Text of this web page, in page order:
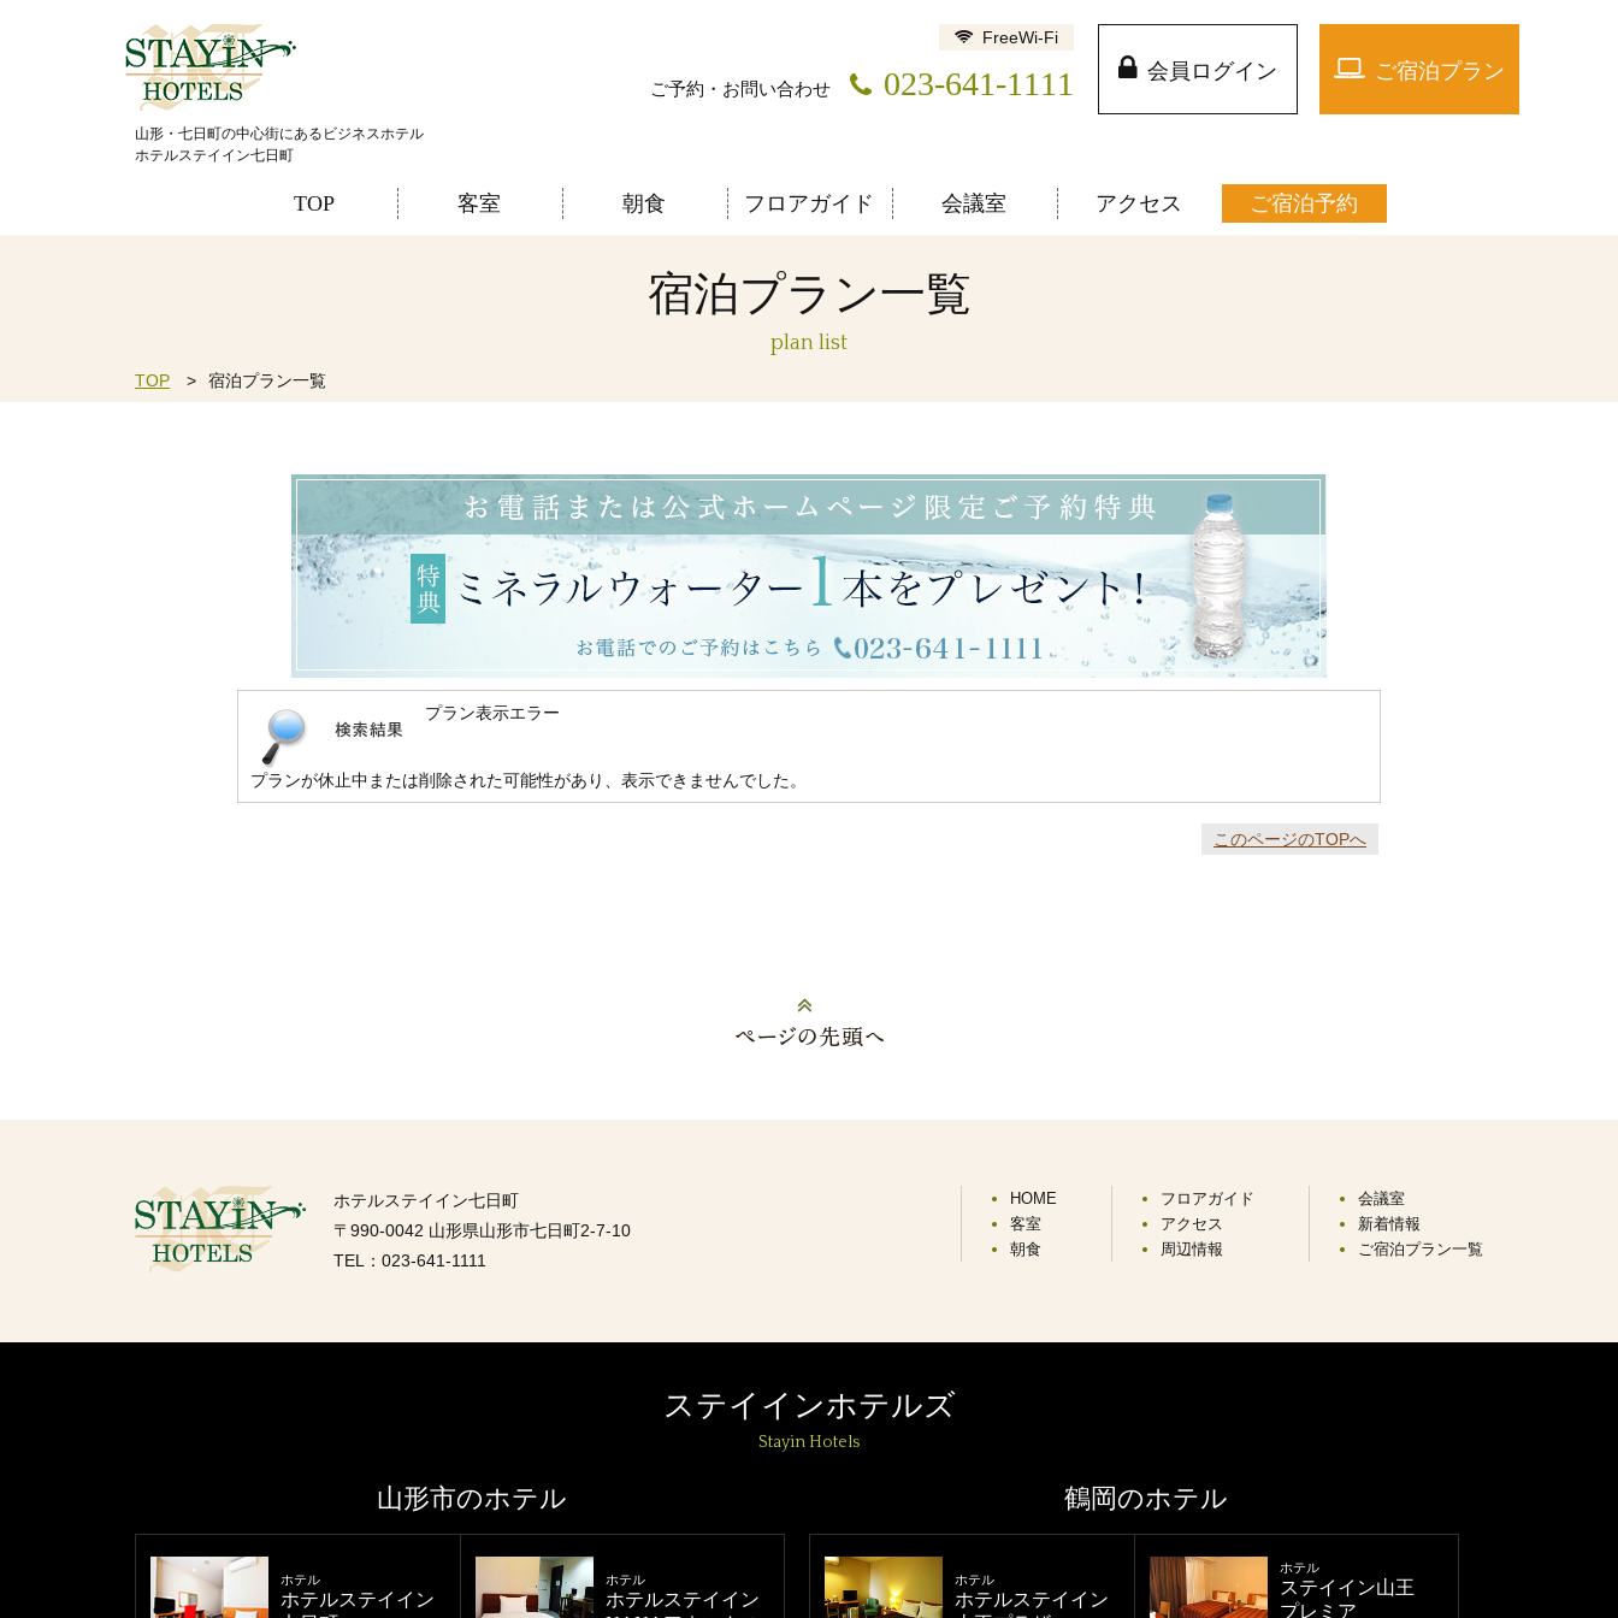
山形・七日町の中心街にあるビジネスホテル
ホテルステイイン七日町
FreeWi-Fi
ご予約・お問い合わせ 023-641-1111 会員ログイン ご宿泊プラン
TOP 客室 朝食 フロアガイド 会議室 アクセス ご宿泊予約
宿泊プラン一覧
plan list
TOP 宿泊プラン一覧
プラン表示エラー
プランが休止中または削除された可能性があり、表示できませんでした。
このページのTOPへ
ホテルステイイン七日町
〒990-0042 山形県山形市七日町2-7-10
TEL：023-641-1111
HOME
客室
朝食
フロアガイド
アクセス
周辺情報
会議室
新着情報
ご宿泊プラン一覧
ステイインホテルズ
Stayin Hotels
山形市のホテル
ホテル
ホテルステイイン
ホテル
ホテルステイイン
鶴岡のホテル
ホテル
ホテルステイイン
ホテル
ステイイン山王
プレミア